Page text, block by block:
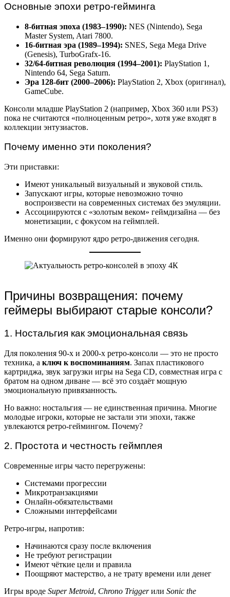
Основные эпохи ретро-гейминга
8-битная эпоха (1983–1990): NES (Nintendo), Sega
Master System, Atari 7800.
16-битная эра (1989–1994): SNES, Sega Mega Drive
(Genesis), TurboGrafx-16.
32/64-битная революция (1994–2001): PlayStation 1,
Nintendo 64, Sega Saturn.
Эра 128-бит (2000–2006): PlayStation 2, Xbox (оригинал),
GameCube.
Консоли младше PlayStation 2 (например, Xbox 360 или PS3)
пока не считаются «полноценным ретро», хотя уже входят в
коллекции энтузиастов.
Почему именно эти поколения?
Эти приставки:
Имеют уникальный визуальный и звуковой стиль.
Запускают игры, которые невозможно точно
воспроизвести на современных системах без эмуляции.
Ассоциируются с «золотым веком» геймдизайна — без
монетизации, с фокусом на геймплей.
Именно они формируют ядро ретро-движения сегодня.
Причины возвращения: почему
геймеры выбирают старые консоли?
1. Ностальгия как эмоциональная связь
Для поколения 90-х и 2000-х ретро-консоли — это не просто
техника, а ключ к воспоминаниям. Запах пластикового
картриджа, звук загрузки игры на Sega CD, совместная игра с
братом на одном диване — всё это создаёт мощную
эмоциональную привязанность.
Но важно: ностальгия — не единственная причина. Многие
молодые игроки, которые не застали эти эпохи, также
увлекаются ретро-геймингом. Почему?
2. Простота и честность геймплея
Современные игры часто перегружены:
Системами прогрессии
Микротранзакциями
Онлайн-обязательствами
Сложными интерфейсами
Ретро-игры, напротив:
Начинаются сразу после включения
Не требуют регистрации
Имеют чёткие цели и правила
Поощряют мастерство, а не трату времени или денег
Игры вроде Super Metroid, Chrono Triggerили Sonic the